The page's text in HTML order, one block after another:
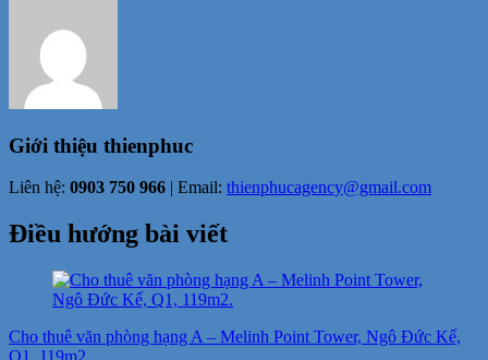
Giới thiệu thienphuc
Liên hệ: 0903 750 966 | Email: thienphucagency@gmail.com
Điều hướng bài viết
Cho thuê văn phòng hạng A – Melinh Point Tower, Ngô Đức Kế,
Q1, 119m2.